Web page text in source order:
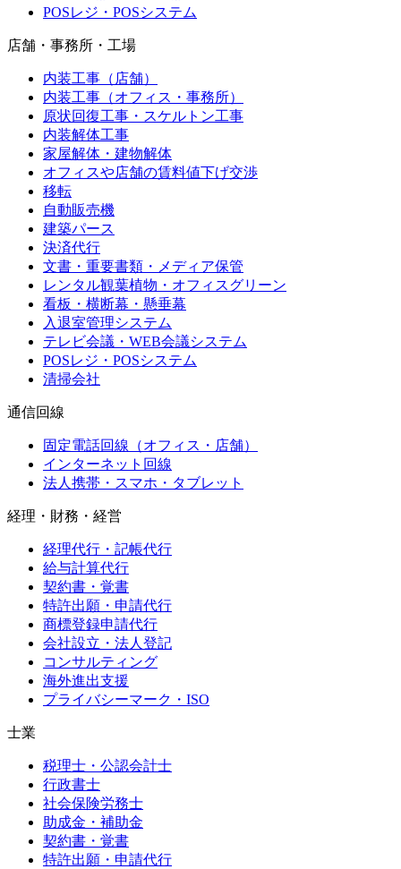
POSレジ・POSシステム
店舗・事務所・工場
内装工事（店舗）
内装工事（オフィス・事務所）
原状回復工事・スケルトン工事
内装解体工事
家屋解体・建物解体
オフィスや店舗の賃料値下げ交渉
移転
自動販売機
建築パース
決済代行
文書・重要書類・メディア保管
レンタル観葉植物・オフィスグリーン
看板・横断幕・懸垂幕
入退室管理システム
テレビ会議・WEB会議システム
POSレジ・POSシステム
清掃会社
通信回線
固定電話回線（オフィス・店舗）
インターネット回線
法人携帯・スマホ・タブレット
経理・財務・経営
経理代行・記帳代行
給与計算代行
契約書・覚書
特許出願・申請代行
商標登録申請代行
会社設立・法人登記
コンサルティング
海外進出支援
プライバシーマーク・ISO
士業
税理士・公認会計士
行政書士
社会保険労務士
助成金・補助金
契約書・覚書
特許出願・申請代行